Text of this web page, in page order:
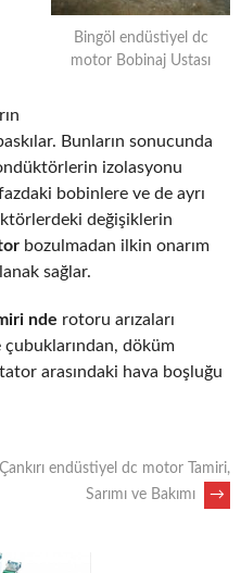
Bingöl endüstiyel dc
motor Bobinaj Ustası
Bunların sonucunda
izolasyonu
bobinlere ve de ayrı
değişiklerin
bozulmadan ilkin onarım
sağlar.
nde rotoru arızaları
çubuklarından, döküm
arasındaki hava boşluğu
Çankırı endüstiyel dc motor Tamiri,
Sarımı ve Bakımı
→